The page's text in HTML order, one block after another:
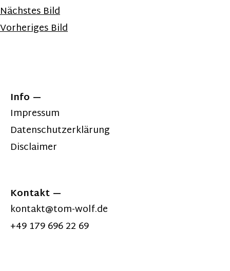
Nächstes Bild
Vorheriges Bild
Info
Impressum
Datenschutzerklärung
Disclaimer
Kontakt
kontakt@tom-wolf.de
+49 179 696 22 69